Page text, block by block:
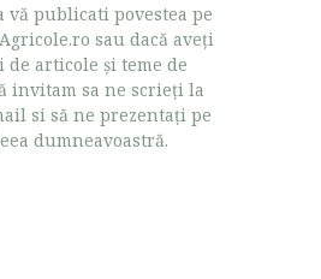
vă publicati povestea pe
sau dacă aveţi
articole şi teme de
invitam sa ne scrieţi la
si să ne prezentaţi pe
dumneavoastră.